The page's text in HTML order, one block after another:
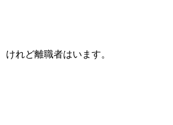
けれど離職者はいます。